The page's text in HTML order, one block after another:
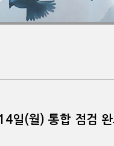
일(월) 통합 점검